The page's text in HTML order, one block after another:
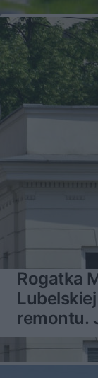
Rogatka
remontu.